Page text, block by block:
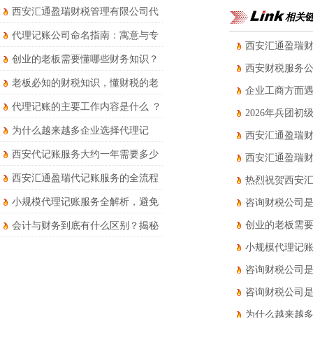
祝大家马年大吉
西安汇通盈瑞财税管理有限公司代
理记账服务详解
代理记账公司命名指南：寓意与专
业并存
创业的老板需要懂哪些财务知识？
老板必知的财税知识，懂财税的老
板才能走得更远
代理记账的主要工作内容是什么 ？
为什么越来越多企业选择代理记
账？优势和风险要知晓！
西安代记账服务大约一年需要多少
钱？
西安汇通盈瑞代记账服务的全流程
财税处理有哪些?
小规模代理记账服务全解析，避免
被坑！
会计与财务到底有什么区别？揭秘
相关
西安汇通盈瑞
西安财税服务
企业工商方面
2026年兵团初
西安汇通盈瑞
西安汇通盈瑞
热烈祝贺西安
咨询财税公司
创业的老板需
小规模代理记
咨询财税公司
咨询财税公司
为什么越来越